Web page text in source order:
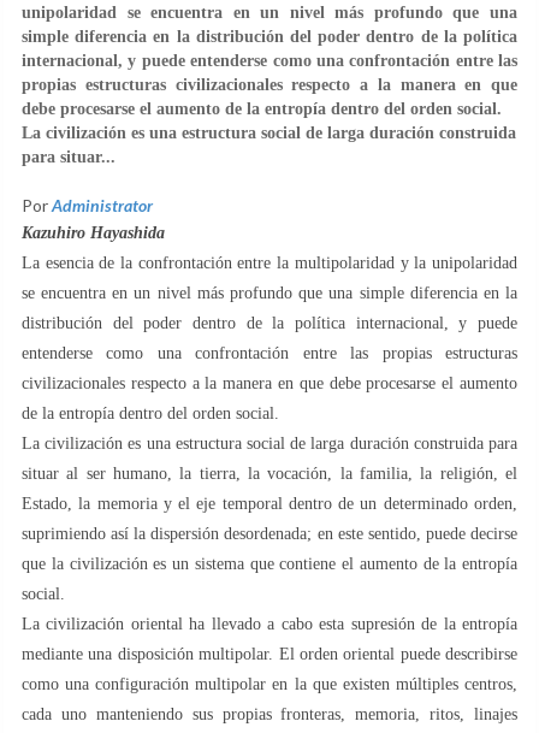
unipolaridad se encuentra en un nivel más profundo que una
simple diferencia en la distribución del poder dentro de la política
internacional, y puede entenderse como una confrontación entre las
propias estructuras civilizacionales respecto a la manera en que
debe procesarse el aumento de la entropía dentro del orden social.
La civilización es una estructura social de larga duración construida
para situar...
PorAdministrator
Kazuhiro Hayashida
La esencia de la confrontación entre la multipolaridad y la unipolaridad
se encuentra en un nivel más profundo que una simple diferencia en la
distribución del poder dentro de la política internacional, y puede
entenderse como una confrontación entre las propias estructuras
civilizacionales respecto a la manera en que debe procesarse el aumento
de la entropía dentro del orden social.
La civilización es una estructura social de larga duración construida para
situar al ser humano, la tierra, la vocación, la familia, la religión, el
Estado, la memoria y el eje temporal dentro de un determinado orden,
suprimiendo así la dispersión desordenada; en este sentido, puede decirse
que la civilización es un sistema que contiene el aumento de la entropía
social.
La civilización oriental ha llevado a cabo esta supresión de la entropía
mediante una disposición multipolar. El orden oriental puede describirse
como una configuración multipolar en la que existen múltiples centros,
cada uno manteniendo sus propias fronteras, memoria, ritos, linajes